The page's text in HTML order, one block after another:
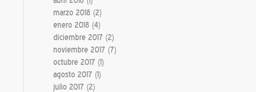
marzo 2018 (2)
enero 2018 (4)
diciembre 2017 (2)
noviembre 2017 (7)
octubre 2017 (1)
agosto 2017 (1)
julio 2017 (2)